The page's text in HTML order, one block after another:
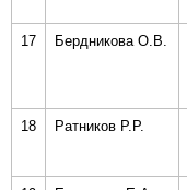
17 Бердникова О.В.
18 Ратников Р.Р.